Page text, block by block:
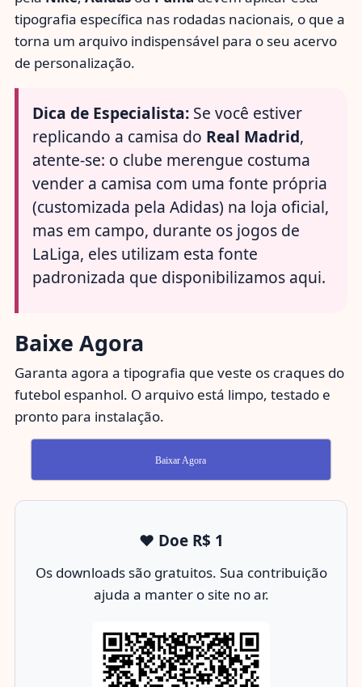
tipografia específica nas rodadas nacionais, o que a
torna um arquivo indispensável para o seu acervo
de personalização.
Dica de Especialista:Se você estiver
replicando a camisa do Real Madrid,
atente-se: o clube merengue costuma
vender a camisa com uma fonte própria
(customizada pela Adidas) na loja oficial,
mas em campo, durante os jogos de
LaLiga, eles utilizam esta fonte
padronizada que disponibilizamos aqui.
Baixe Agora
Garanta agora a tipografia que veste os craques do
futebol espanhol. O arquivo está limpo, testado e
pronto para instalação.
Baixar Agora
❤️ Doe R$ 1
Os downloads são gratuitos. Sua contribuição
ajuda a manter o site no ar.